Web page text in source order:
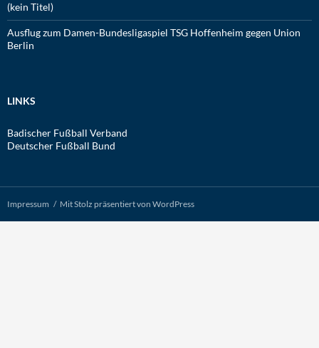
(kein Titel)
Ausflug zum Damen-Bundesligaspiel TSG Hoffenheim gegen Union
Berlin
LINKS
Badischer Fußball Verband
Deutscher Fußball Bund
Impressum Mit Stolz präsentiert von WordPress